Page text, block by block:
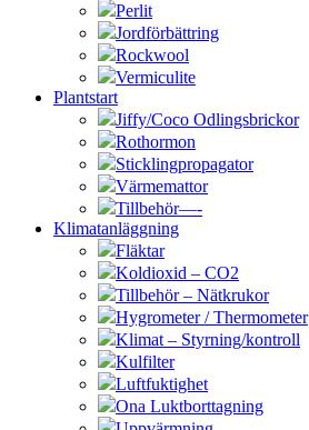
Perlit
Jordförbättring
Rockwool
Vermiculite
Plantstart
Jiffy/Coco Odlingsbrickor
Rothormon
Sticklingpropagator
Värmemattor
Tillbehör—-
Klimatanläggning
Fläktar
Koldioxid – CO2
Tillbehör – Nätkrukor
Hygrometer / Thermometer
Klimat – Styrning/kontroll
Kulfilter
Luftfuktighet
Ona Luktborttagning